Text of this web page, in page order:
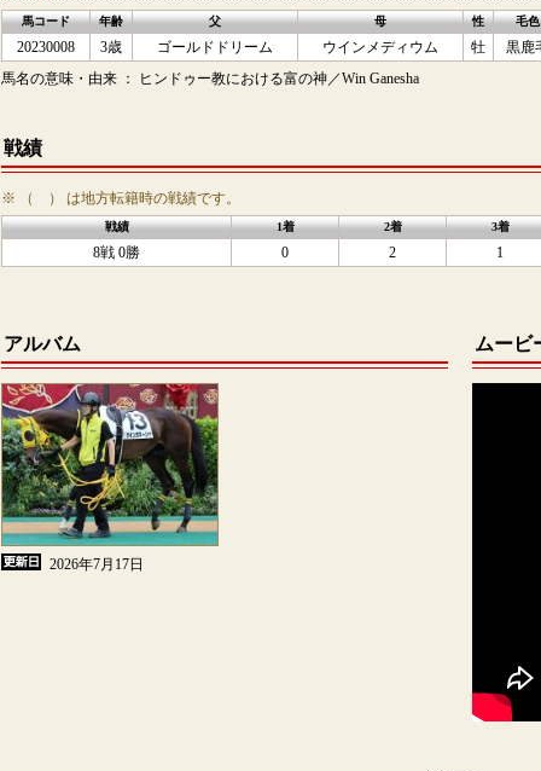
馬コード 年齢 父 母 性 毛色
20230008 3歳 ゴールドドリーム ウインメディウム 牡
黒鹿
馬名の意味・由来 ： ヒンドゥー教における富の神／Win Ganesha
戦績
※ （ ） は地方転籍時の戦績です。
戦績 1着 2着 3着
8戦 0勝 0 2 1
アルバム
2026年7月17日
ムービ